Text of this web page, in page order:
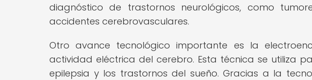
diagnóstico de trastornos neurológicos, como
accidentes cerebrovasculares.
Otro avance tecnológico importante es la
actividad eléctrica del cerebro. Esta técnica se utiliza
epilepsia y los trastornos del sueño. Gracias a la